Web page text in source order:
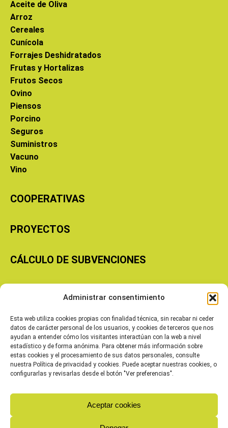
Administrar consentimiento
Esta web utiliza cookies propias con finalidad técnica, sin recabar ni ceder
datos de carácter personal de los usuarios, y cookies de terceros que nos
ayudan a entender cómo los visitantes interactúan con la web a nivel
estadístico y de forma anónima. Para obtener más información sobre
estas cookies y el procesamiento de sus datos personales, consulte
nuestra Política de privacidad y cookies. Puede aceptar nuestras cookies, o
configurarlas y revisarlas desde el botón "Ver preferencias".
Aceptar cookies
Aceite de Oliva
Arroz
Cereales
Cunícola
Forrajes Deshidratados
Frutas y Hortalizas
Frutos Secos
Ovino
Piensos
Porcino
Seguros
Suministros
Vacuno
Vino
COOPERATIVAS
PROYECTOS
CÁLCULO DE SUBVENCIONES